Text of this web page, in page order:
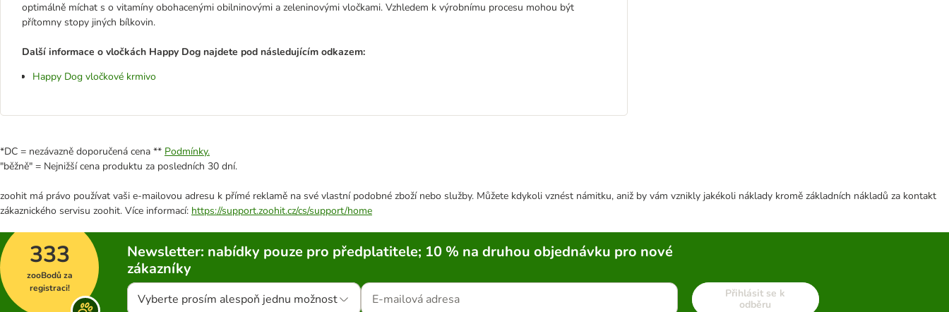
optimálně míchat s o vitamíny obohacenými obilninovými a zeleninovými vločkami. Vzhledem k výrobnímu procesu mohou být
přítomny stopy jiných bílkovin.
Další informace o vločkách Happy Dog najdete pod následujícím odkazem:
Happy Dog vločkové krmivo
*DC = nezávazně doporučená cena ** Podmínky.
"běžně" = Nejnižší cena produktu za posledních 30 dní.
zoohit má právo používat vaši e-mailovou adresu k přímé reklamě na své vlastní podobné zboží nebo služby. Můžete kdykoli vznést námitku, aniž by vám vznikly jakékoli náklady kromě základních nákladů za kontakt
zákaznického servisu zoohit. Více informací: https://support.zoohit.cz/cs/support/home
333
zooBodů za
registraci!
Newsletter: nabídky pouze pro předplatitele; 10 % na druhou objednávku pro nové
zákazníky
Vyberte prosím alespoň jednu možnost
Přihlásit se k
odběru